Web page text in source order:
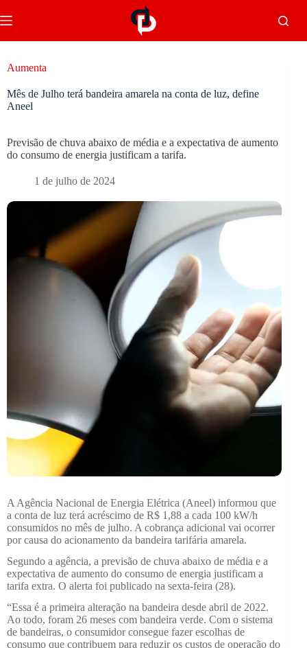
Aumenta
Mês de Julho terá bandeira amarela na conta de luz, define
Aneel
Previsão de chuva abaixo de média e a expectativa de aumento
do consumo de energia justificam a tarifa.
1 de julho de 2024
A Agência Nacional de Energia Elétrica (Aneel) informou que
a conta de luz terá acréscimo de R$ 1,88 a cada 100 kW/h
consumidos no mês de julho. A cobrança adicional vai ocorrer
por causa do acionamento da bandeira tarifária amarela.
Segundo a agência, a previsão de chuva abaixo de média e a
expectativa de aumento do consumo de energia justificam a
tarifa extra. O alerta foi publicado na sexta-feira (28).
“Essa é a primeira alteração na bandeira desde abril de 2022.
Ao todo, foram 26 meses com bandeira verde. Com o sistema
de bandeiras, o consumidor consegue fazer escolhas de
consumo que contribuem para reduzir os custos de operação do